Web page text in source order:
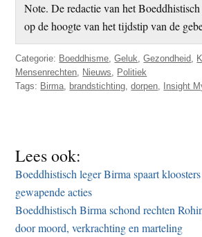
Note. De redactie van het
op de hoogte van het tijdstip van de
Categorie: Boeddhisme ,Geluk ,Gezondheid
Mensenrechten Nieuws
Politiek
Tags: Birma brandstichting ,dorpen Insight
Lees ook:
Boeddhistisch leger Birma spaart
gewapende acties
Boeddhistisch Birma schond rechten
door moord, verkrachting en marteling